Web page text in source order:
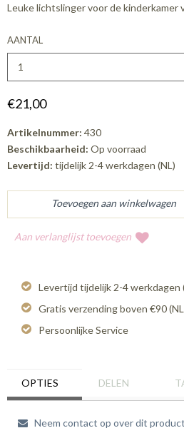
Leuke lichtslinger voor de kinderkamer
AANTAL
€21,00
Artikelnummer: 430
Beschikbaarheid: Op voorraad
Levertijd: tijdelijk 2-4 werkdagen (NL)
Aan verlanglijst toevoegen
Levertijd tijdelijk 2-4 werkdagen
Gratis verzending boven €90
Persoonlijke Service
OPTIES DELEN
Neem contact op over dit product